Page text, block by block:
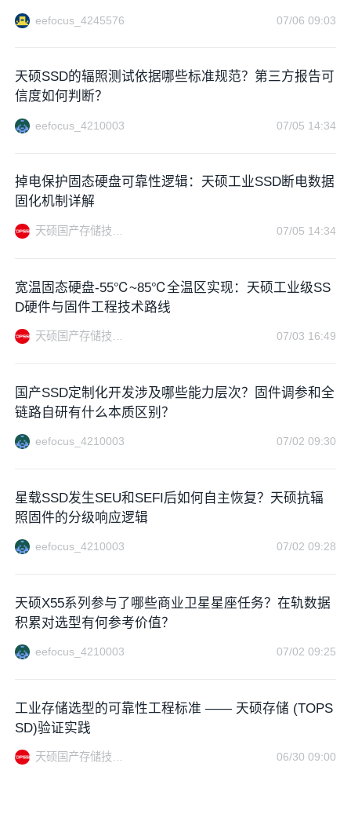
eefocus_4245576 07/06 09:03
天硕SSD的辐照测试依据哪些标准规范？第三方报告可
信度如何判断？
eefocus_4210003 07/05 14:34
掉电保护固态硬盘可靠性逻辑：天硕工业SSD断电数据
固化机制详解
07/05 14:34
宽温固态硬盘-55℃~85℃全温区实现：天硕工业级SS
D硬件与固件工程技术路线
07/03 16:49
国产SSD定制化开发涉及哪些能力层次？固件调参和全
链路自研有什么本质区别？
eefocus_4210003 07/02 09:30
星载SSD发生SEU和SEFI后如何自主恢复？天硕抗辐
照固件的分级响应逻辑
eefocus_4210003 07/02 09:28
天硕X55系列参与了哪些商业卫星星座任务？在轨数据
积累对选型有何参考价值？
eefocus_4210003 07/02 09:25
工业存储选型的可靠性工程标准 —— 天硕存储 (TOPS
SD)验证实践
天硕国产存储技术站 06/30 09:00